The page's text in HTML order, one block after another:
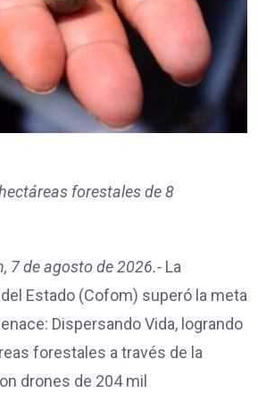
forestales de 8
7 de agosto de 2026.- La
Estado (Cofom) superó la meta
Dispersando Vida, logrando
forestales a través de la
drones de 204 mil